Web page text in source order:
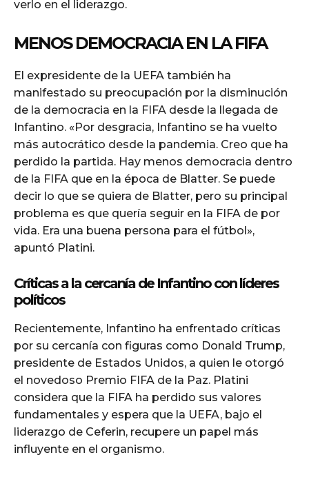
verlo en el liderazgo.
MENOS DEMOCRACIA EN LA FIFA
El expresidente de la UEFA también ha
manifestado su preocupación por la disminución
de la democracia en la FIFA desde la llegada de
Infantino. «Por desgracia, Infantino se ha vuelto
más autocrático desde la pandemia. Creo que ha
perdido la partida. Hay menos democracia dentro
de la FIFA que en la época de Blatter. Se puede
decir lo que se quiera de Blatter, pero su principal
problema es que quería seguir en la FIFA de por
vida. Era una buena persona para el fútbol»,
apuntó Platini.
Críticas a la cercanía de Infantino con líderes
políticos
Recientemente, Infantino ha enfrentado críticas
por su cercanía con figuras como Donald Trump,
presidente de Estados Unidos, a quien le otorgó
el novedoso Premio FIFA de la Paz. Platini
considera que la FIFA ha perdido sus valores
fundamentales y espera que la UEFA, bajo el
liderazgo de Ceferin, recupere un papel más
influyente en el organismo.